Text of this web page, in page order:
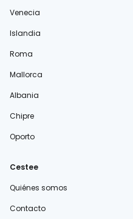
Venecia
Islandia
Roma
Mallorca
Albania
Chipre
Oporto
Cestee
Quiénes somos
Contacto